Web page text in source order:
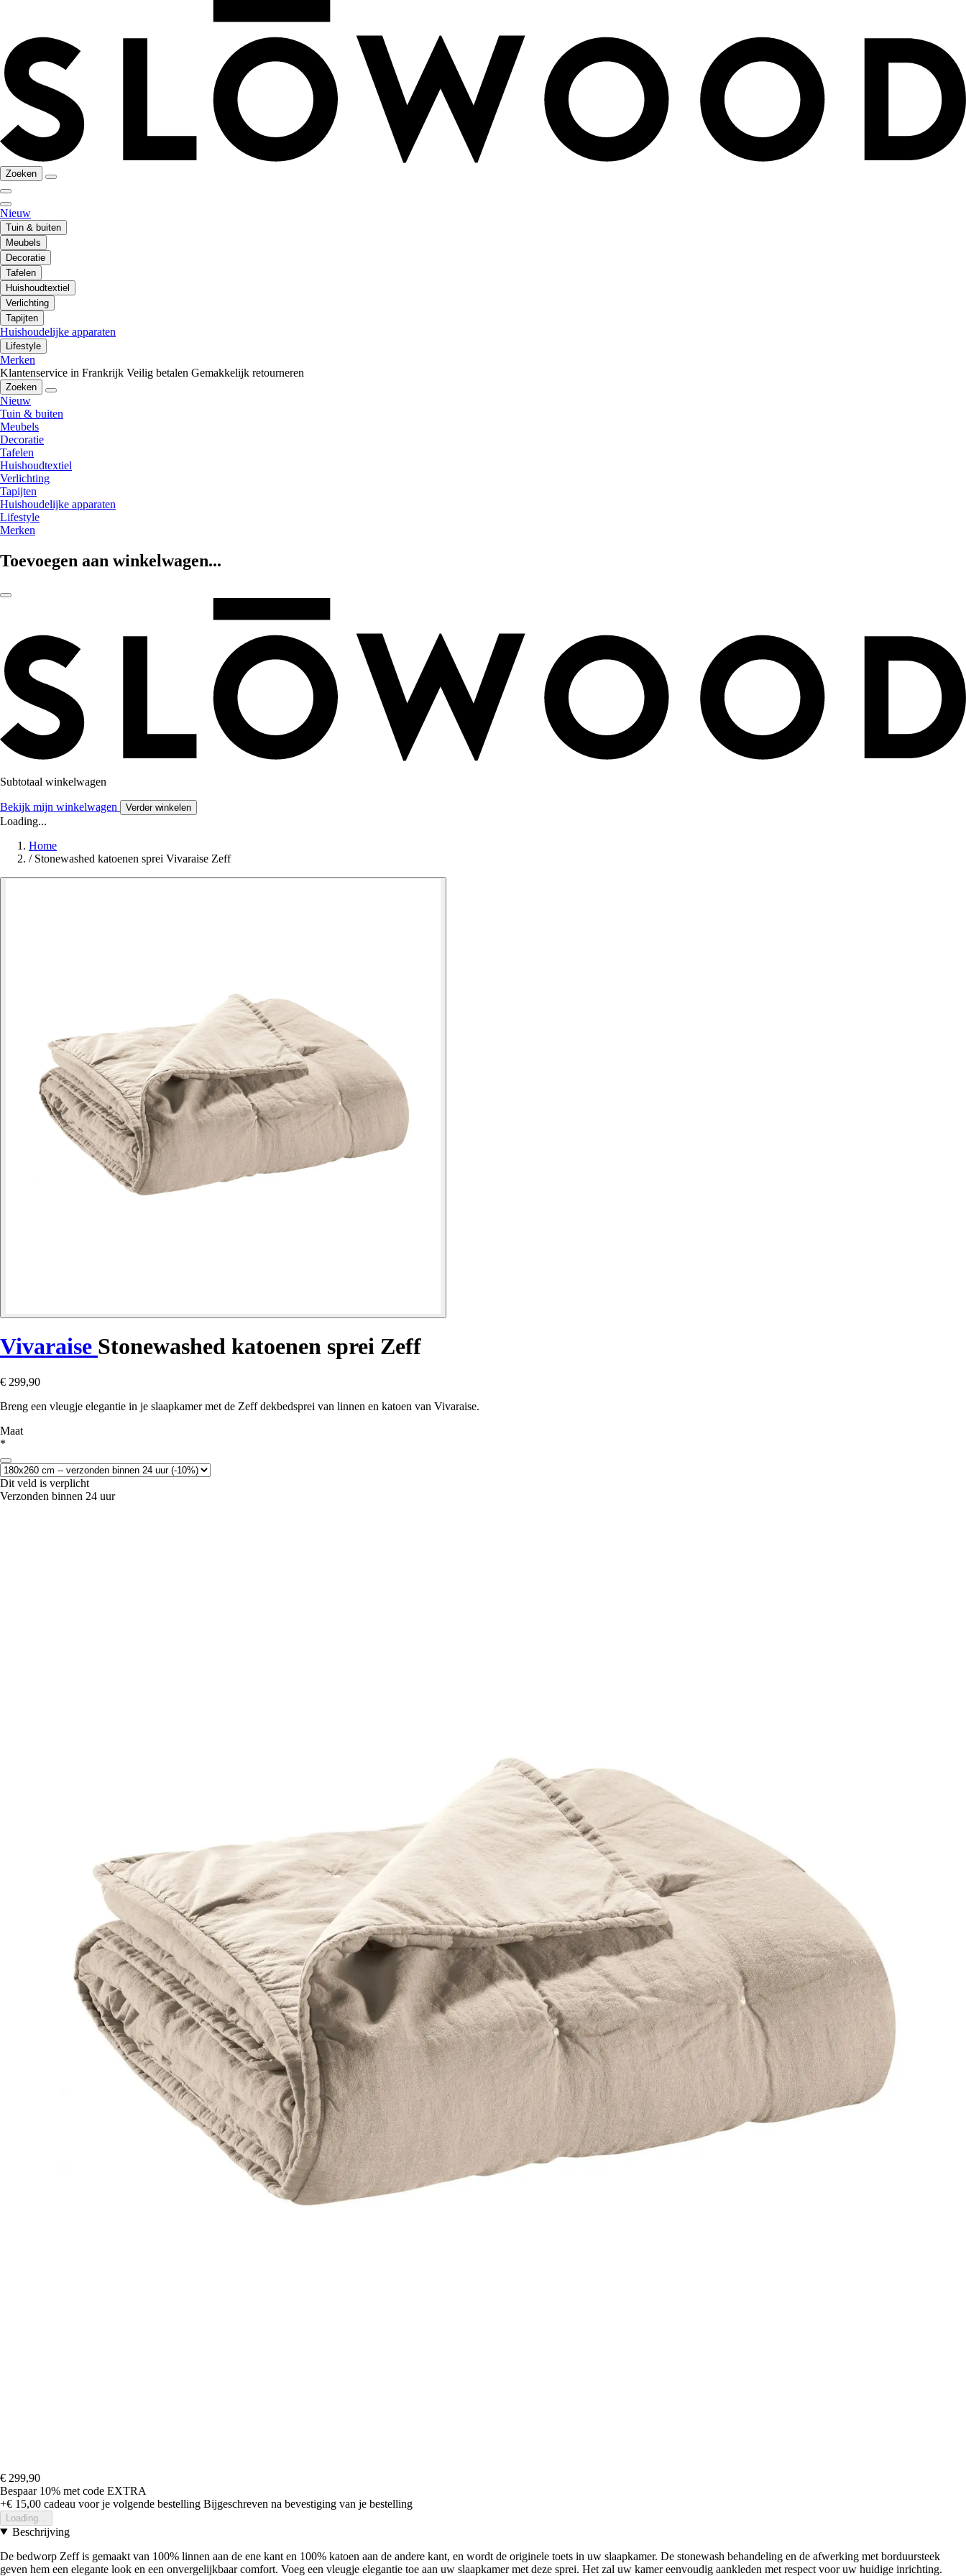
Zoeken
Nieuw
Tuin & buiten
Meubels
Decoratie
Tafelen
Huishoudtextiel
Verlichting
Tapijten
Huishoudelijke apparaten
Lifestyle
Merken
Klantenservice in Frankrijk Veilig betalen Gemakkelijk retourneren
Zoeken
Nieuw
Tuin & buiten
Meubels
Decoratie
Tafelen
Huishoudtextiel
Verlichting
Tapijten
Huishoudelijke apparaten
Lifestyle
Merken
Toevoegen aan winkelwagen...
Subtotaal winkelwagen
Bekijk mijn winkelwagen Verder winkelen
Loading...
Home
/ Stonewashed katoenen sprei Vivaraise Zeff
Vivaraise Stonewashed katoenen sprei Zeff
€ 299,90
Breng een vleugje elegantie in je slaapkamer met de Zeff dekbedsprei van linnen en katoen van Vivaraise.
Maat
*
Dit veld is verplicht
Verzonden binnen 24 uur
€ 299,90
Bespaar 10% met code EXTRA
+€ 15,00 cadeau voor je volgende bestelling Bijgeschreven na bevestiging van je bestelling
Loading...
Beschrijving
De bedworp Zeff is gemaakt van 100% linnen aan de ene kant en 100% katoen aan de andere kant, en wordt de originele toets in uw slaapkamer. De stonewash behandeling en de afwerking met borduursteek
geven hem een elegante look en een onvergelijkbaar comfort. Voeg een vleugje elegantie toe aan uw slaapkamer met deze sprei. Het zal uw kamer eenvoudig aankleden met respect voor uw huidige inrichting.